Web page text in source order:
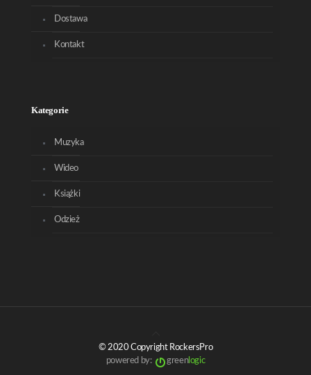
Dostawa
Kontakt
Kategorie
Muzyka
Wideo
Książki
Odzież
© 2020 Copyright RockersPro
powered by:
greenlogic